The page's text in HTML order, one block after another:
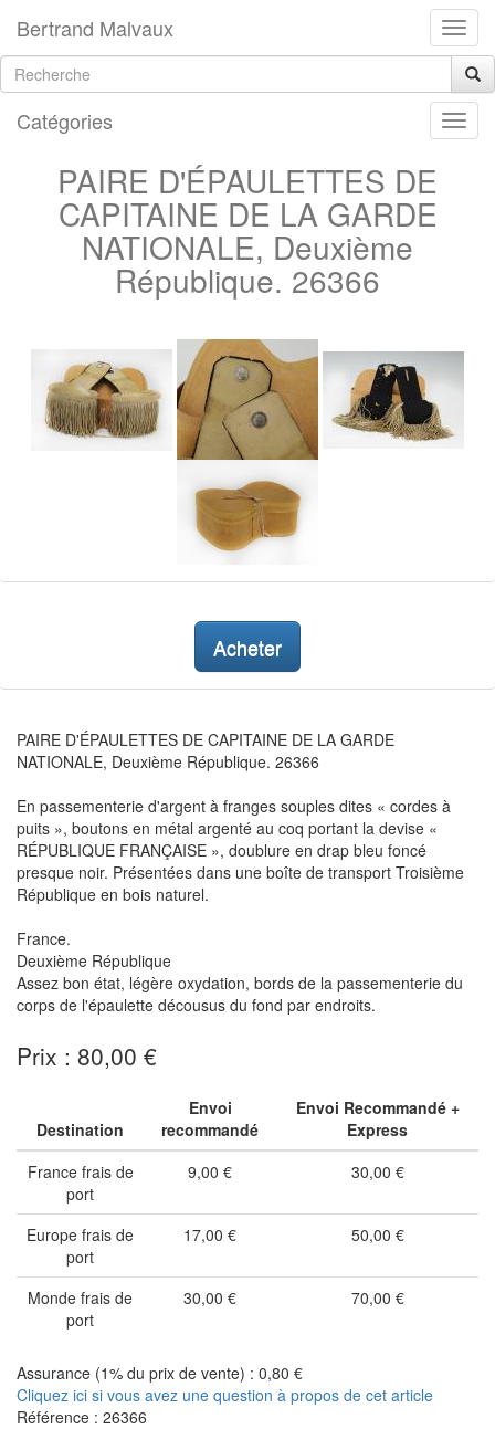
Bertrand Malvaux
Catégories
PAIRE D'ÉPAULETTES DE
CAPITAINE DE LA GARDE
NATIONALE, Deuxième
République. 26366
Acheter
PAIRE D'ÉPAULETTES DE CAPITAINE DE LA GARDE
NATIONALE, Deuxième République. 26366
En passementerie d'argent à franges souples dites « cordes à
puits », boutons en métal argenté au coq portant la devise «
RÉPUBLIQUE FRANÇAISE », doublure en drap bleu foncé
presque noir. Présentées dans une boîte de transport Troisième
République en bois naturel.
France.
Deuxième République
Assez bon état, légère oxydation, bords de la passementerie du
corps de l'épaulette décousus du fond par endroits.
Prix : 80,00 €
Destination
Envoi
recommandé
Envoi Recommandé +
Express
France frais de
port
9,00 € 30,00 €
Europe frais de
port
17,00 € 50,00 €
Monde frais de
port
30,00 € 70,00 €
Assurance (1% du prix de vente) : 0,80 €
Cliquez ici si vous avez une question à propos de cet article
Référence : 26366